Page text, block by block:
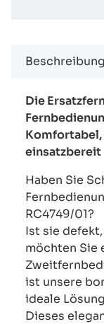
Beschreibung
Die
einsatzbereit
Haben Sie
RC4749/01?
Ist sie
möchten Sie
ist unsere
ideale
Dieses